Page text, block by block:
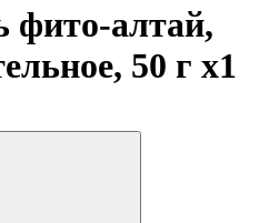
фито-алтай,
50 г x1